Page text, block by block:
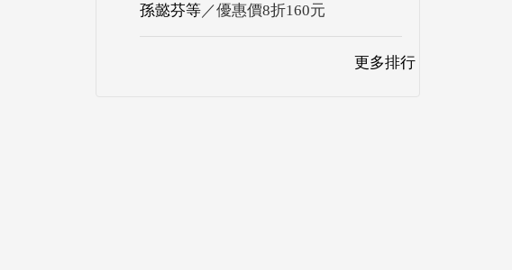
孫懿芬等／優惠價8折160元
更多排行